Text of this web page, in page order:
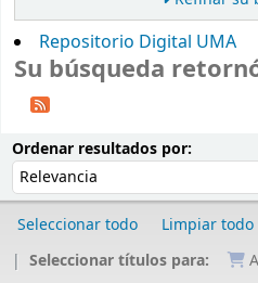
Repositorio Digital UMA
Su búsqueda
Ordenar resultados por:
Seleccionar todo
Limpiar todo
Seleccionar títulos para: